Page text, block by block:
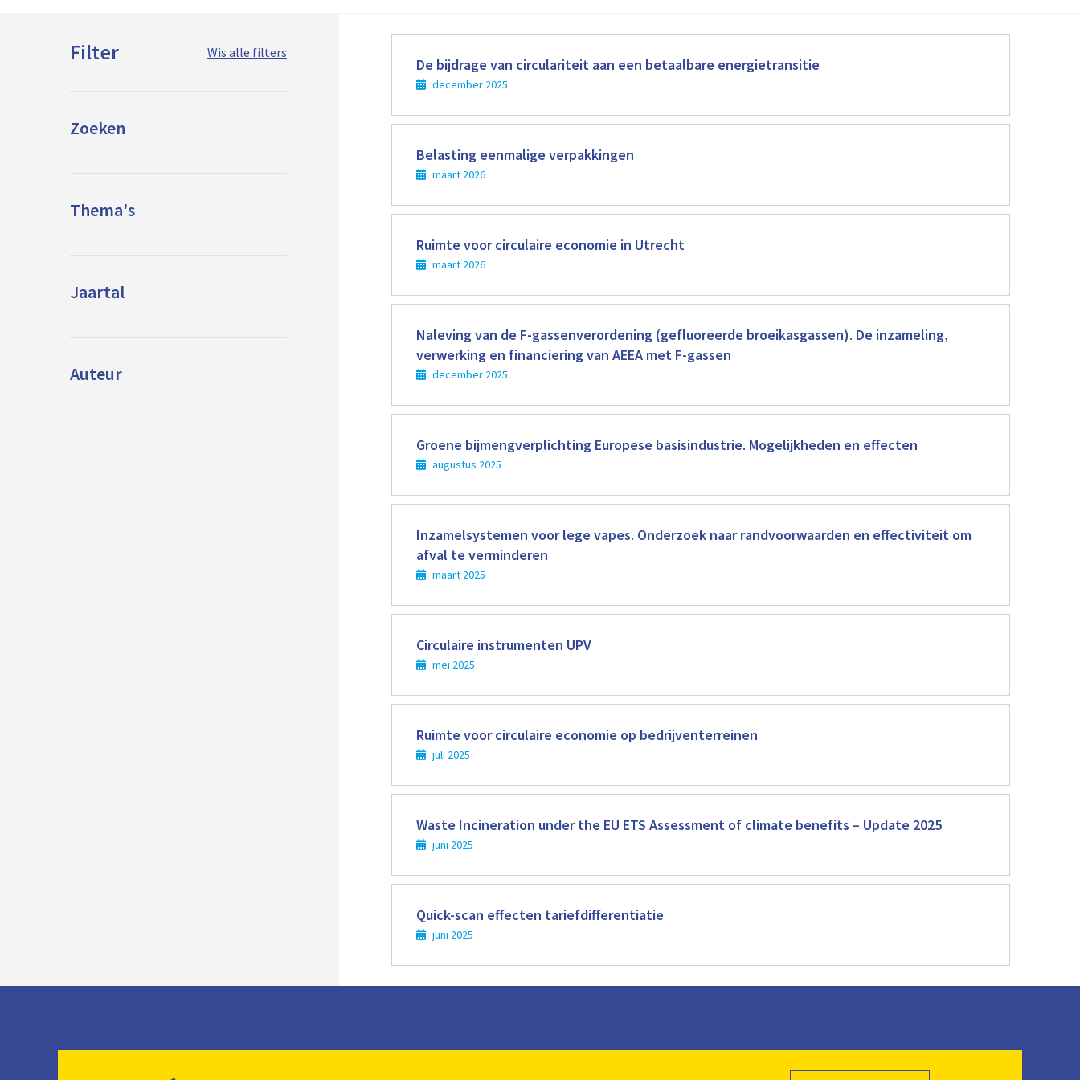
Filter Wis alle filters
Zoeken
Thema's
Jaartal
Auteur
De bijdrage van circulariteit aan een betaalbare energietransitie
december 2025
meer
Belasting eenmalige verpakkingen
maart 2026
meer
Ruimte voor circulaire economie in Utrecht
maart 2026
meer
Naleving van de F-gassenverordening (gefluoreerde broeikasgassen). De inzameling,
verwerking en financiering van AEEA met F-gassen
december 2025
meer
Groene bijmengverplichting Europese basisindustrie. Mogelijkheden en effecten
augustus 2025
meer
Inzamelsystemen voor lege vapes. Onderzoek naar randvoorwaarden en effectiviteit om
afval te verminderen
maart 2025
meer
Circulaire instrumenten UPV
mei 2025
meer
Ruimte voor circulaire economie op bedrijventerreinen
juli 2025
meer
Waste Incineration under the EU ETS Assessment of climate benefits – Update 2025
juni 2025
meer
Quick-scan effecten tariefdifferentiatie
juni 2025
meer